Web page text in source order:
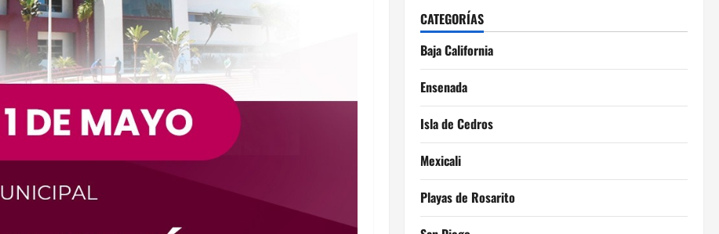
CATEGORÍAS
Baja California
Ensenada
Isla de Cedros
Mexicali
Playas de Rosarito